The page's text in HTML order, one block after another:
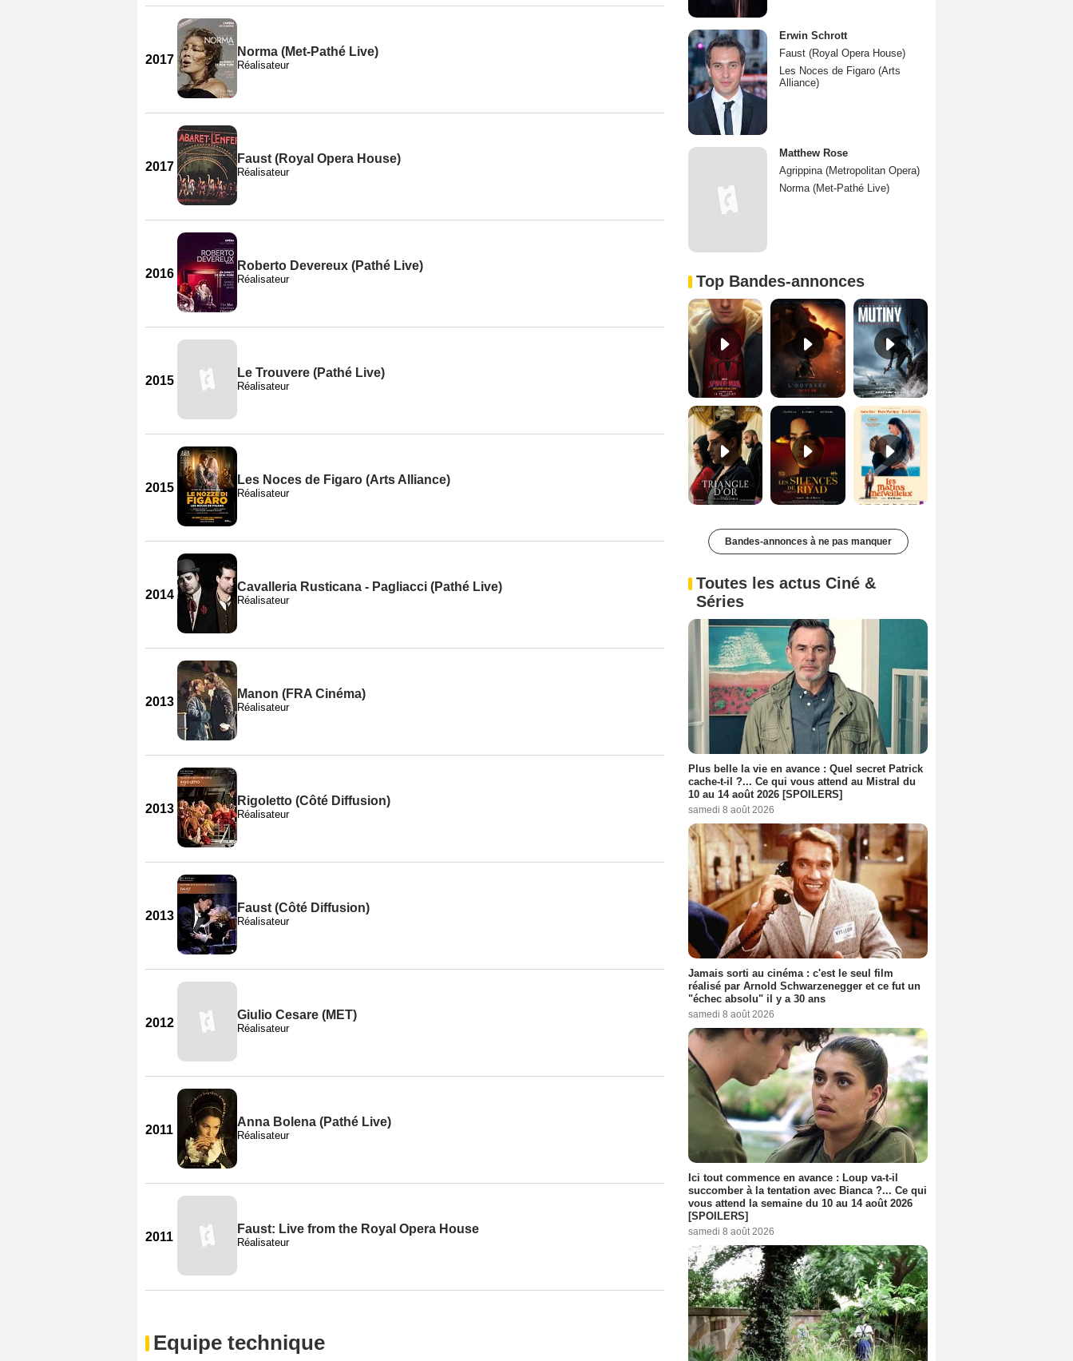
2017
Norma (Met-Pathé Live)
Réalisateur
2017
Faust (Royal Opera House)
Réalisateur
2016
Roberto Devereux (Pathé Live)
Réalisateur
2015
Le Trouvere (Pathé Live)
Réalisateur
2015
Les Noces de Figaro (Arts Alliance)
Réalisateur
2014
Cavalleria Rusticana - Pagliacci (Pathé Live)
Réalisateur
2013
Manon (FRA Cinéma)
Réalisateur
2013
Rigoletto (Côté Diffusion)
Réalisateur
2013
Faust (Côté Diffusion)
Réalisateur
2012
Giulio Cesare (MET)
Réalisateur
2011
Anna Bolena (Pathé Live)
Réalisateur
2011
Faust: Live from the Royal Opera House
Réalisateur
Equipe technique
Erwin Schrott
Faust (Royal Opera House)
Les Noces de Figaro (Arts
Alliance)
Matthew Rose
Agrippina (Metropolitan Opera)
Norma (Met-Pathé Live)
Top Bandes-annonces
Spider-Man: Brand New Day Bande-annonce VO STFR L'Odyssée Bande-annonce VO STFR
Les Silences de Riyad Bande-annonce VO STFR Les Matins merveilleux Bande-annonce VF
Bandes-annonces à ne pas manquer
Toutes les actus Ciné &
Séries
Plus belle la vie en avance : Quel secret Patrick
cache-t-il ?... Ce qui vous attend au Mistral du
10 au 14 août 2026 [SPOILERS]
samedi 8 août 2026
Jamais sorti au cinéma : c'est le seul film
réalisé par Arnold Schwarzenegger et ce fut un
"échec absolu" il y a 30 ans
samedi 8 août 2026
Ici tout commence en avance : Loup va-t-il
succomber à la tentation avec Bianca ?... Ce qui
vous attend la semaine du 10 au 14 août 2026
[SPOILERS]
samedi 8 août 2026